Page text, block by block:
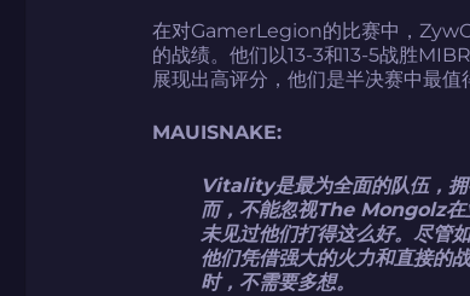
在对GamerLegion的比赛中，
的战绩。他们以13-3和13-5战胜
展现出高评分，他们是半决赛中最值
MAUISNAKE:
Vitality是最为全面的队伍，拥
而，不能忽视The Mongolz在
未见过他们打得这么好。尽管
他们凭借强大的火力和直接的
时，不需要多想。